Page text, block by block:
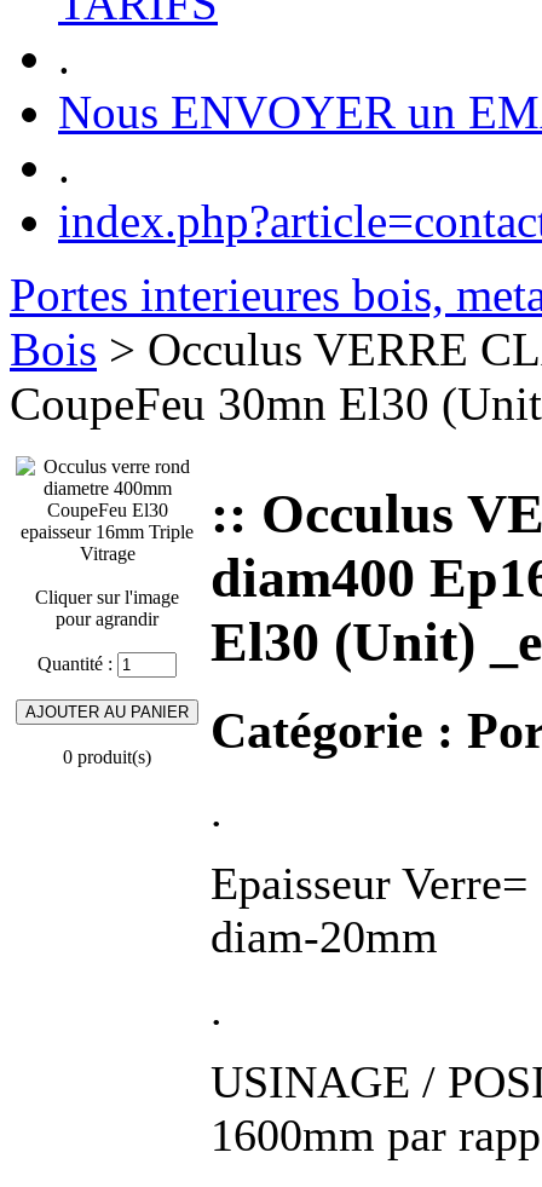
.
Nous ENVOYER un
.
Portes interieures bois,
Bois > Occulus VERRE
CoupeFeu 30mn El30
Cliquer sur l'image
pour agrandir
Quantité :
0 produit(s)
:: Occulus
diam400
El30 (Unit)
Catégorie :
.
Epaisseur
diam-20mm
.
USINAGE /
1600mm par